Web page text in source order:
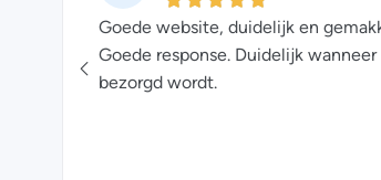
Goede website, duidelijk en
Goede response. Duidelijk
bezorgd wordt.